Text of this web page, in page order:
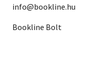
info@bookline.hu
Bookline Bolt